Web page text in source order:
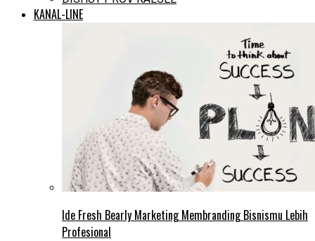
KANAL-LINE
Ide Fresh Bearly Marketing Membranding Bisnismu Lebih
Profesional